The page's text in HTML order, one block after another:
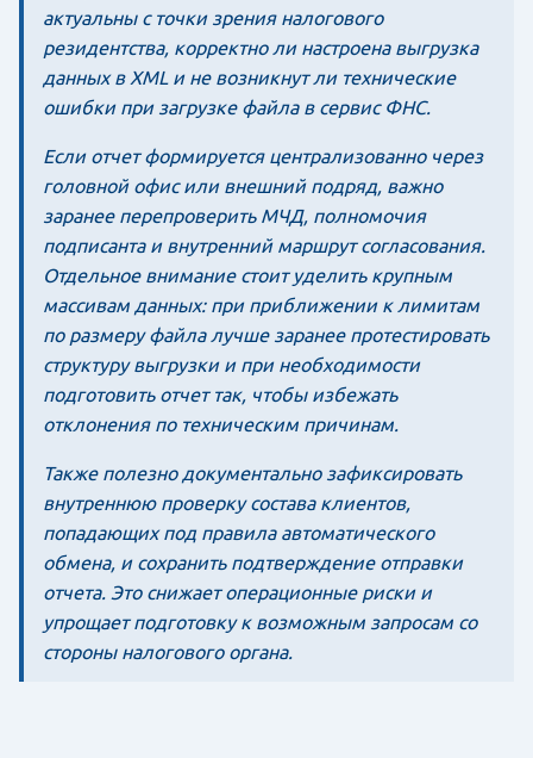
актуальны с точки зрения налогового
резидентства, корректно ли настроена выгрузка
данных в XML и не возникнут ли технические
ошибки при загрузке файла в сервис ФНС.
Если отчет формируется централизованно через
головной офис или внешний подряд, важно
заранее перепроверить МЧД, полномочия
подписанта и внутренний маршрут согласования.
Отдельное внимание стоит уделить крупным
массивам данных: при приближении к лимитам
по размеру файла лучше заранее протестировать
структуру выгрузки и при необходимости
подготовить отчет так, чтобы избежать
отклонения по техническим причинам.
Также полезно документально зафиксировать
внутреннюю проверку состава клиентов,
попадающих под правила автоматического
обмена, и сохранить подтверждение отправки
отчета. Это снижает операционные риски и
упрощает подготовку к возможным запросам со
стороны налогового органа.